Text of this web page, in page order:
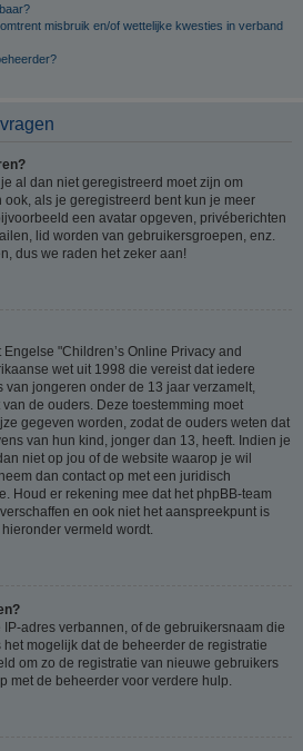
misbruik en/of wettelijke kwesties in verband
al dan niet geregistreerd moet zijn om
als je geregistreerd bent kun je meer
een avatar opgeven, privéberichten
lid worden van gebruikersgroepen, enz.
dus we raden het zeker aan!
"Children’s Online Privacy and
wet uit 1998 die vereist dat iedere
jongeren onder de 13 jaar verzamelt,
de ouders. Deze toestemming moet
gegeven worden, zodat de ouders weten dat
van hun kind, jonger dan 13, heeft. Indien je
niet op jou of de website waarop je wil
dan contact op met een juridisch
Houd er rekening mee dat het phpBB-team
en ook niet het aanspreekpunt is
vermeld wordt.
adres verbannen, of de gebruikersnaam die
mogelijk dat de beheerder de registratie
om zo de registratie van nieuwe gebruikers
met de beheerder voor verdere hulp.